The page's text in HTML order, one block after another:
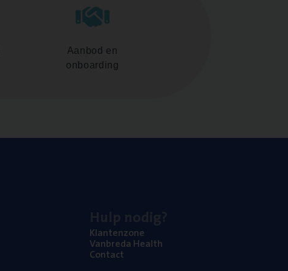
Aanbod en
onboarding
Klan­ten­zo­ne
Van­b­re­da Health
Con­tact